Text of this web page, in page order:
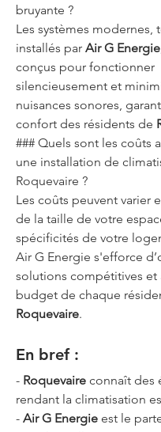
bruyante ?
Les systèmes modernes,
installés par Air G Energie
conçus pour fonctionner
silencieusement et
nuisances sonores,
confort des résidents de
### Quels sont les coûts
une installation de
Roquevaire ?
Les coûts peuvent varier
de la taille de votre
spécificités de votre
Air G Energie s'efforce
solutions compétitives et
budget de chaque
Roquevaire.
En bref :
- Roquevaire connaît des
rendant la climatisation
- Air G Energie est le